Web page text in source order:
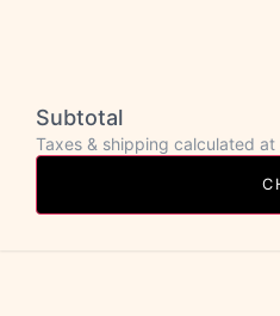
Subtotal
Taxes & shipping calculated